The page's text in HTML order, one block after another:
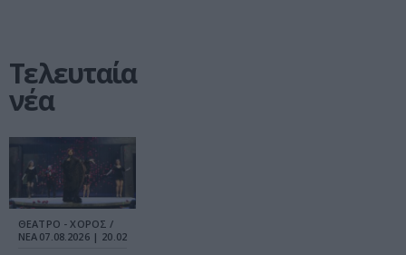
Τελευταία
νέα
ΘΕΑΤΡΟ - ΧΟΡΟΣ /
ΝΕΑ 07.08.2026 | 20.02